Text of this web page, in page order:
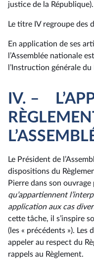
justice de la République).
Le titre IV regroupe des
En application de ses
l’Assemblée nationale
l’Instruction générale du
IV. –
Le Président de
dispositions du
Pierre dans son ouvrage
qu’appartiennent
application aux cas
cette tâche, il s’inspire
(les « précédents »).
appeler au respect du
rappels au Règlement.